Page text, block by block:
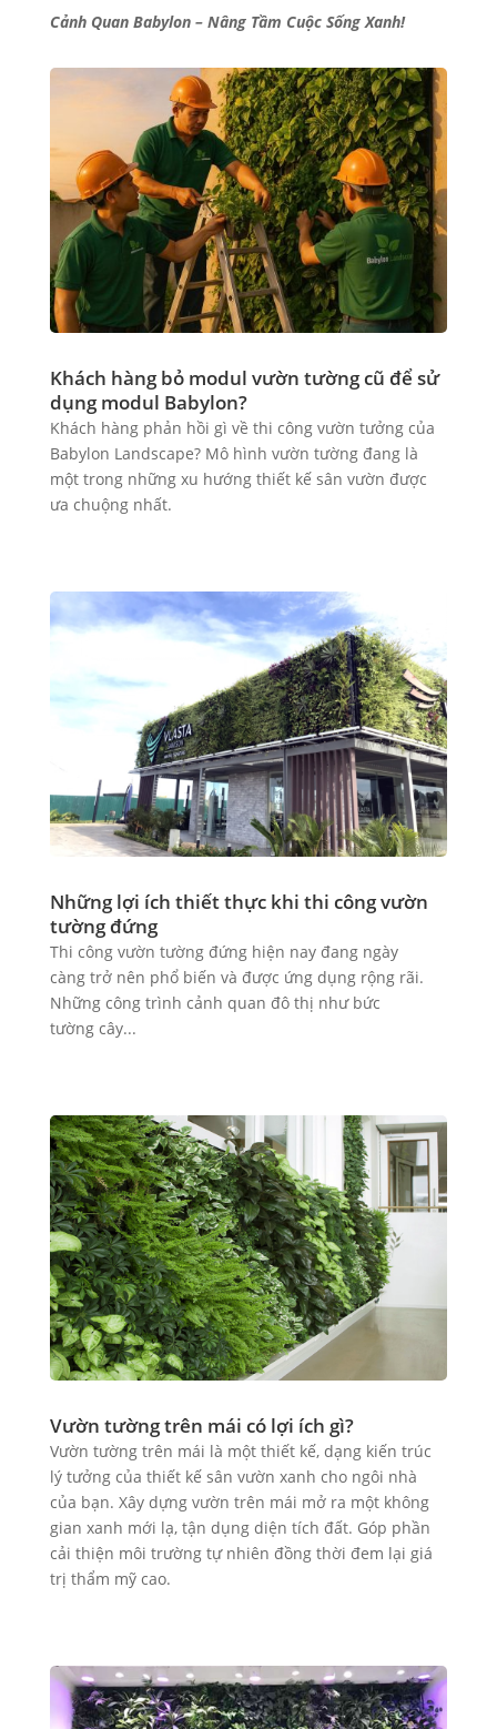
Cảnh Quan Babylon – Nâng Tầm Cuộc Sống Xanh!
Khách hàng bỏ modul vườn tường cũ để sử
dụng modul Babylon?
Khách hàng phản hồi gì về thi công vườn tưởng của
Babylon Landscape? Mô hình vườn tường đang là
một trong những xu hướng thiết kế sân vườn được
ưa chuộng nhất.
Những lợi ích thiết thực khi thi công vườn
tường đứng
Thi công vườn tường đứng hiện nay đang ngày
càng trở nên phổ biến và được ứng dụng rộng rãi.
Những công trình cảnh quan đô thị như bức
tường cây...
Vườn tường trên mái có lợi ích gì?
Vườn tường trên mái là một thiết kế, dạng kiến trúc
lý tưởng của thiết kế sân vườn xanh cho ngôi nhà
của bạn. Xây dựng vườn trên mái mở ra một không
gian xanh mới lạ, tận dụng diện tích đất. Góp phần
cải thiện môi trường tự nhiên đồng thời đem lại giá
trị thẩm mỹ cao.